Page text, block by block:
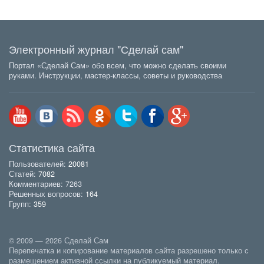
Электронный журнал "Сделай сам"
Портал «Сделай Сам» обо всем, что можно сделать своими
руками. Инструкции, мастер-классы, советы и руководства
Статистика сайта
Пользователей: 20081
Статей: 7082
Комментариев: 7263
Решенных вопросов: 164
Групп: 359
© 2009 — 2026 Сделай Сам
Перепечатка и копирование материалов сайта разрешено только с
размещением активной ссылки на публикуемый материал.